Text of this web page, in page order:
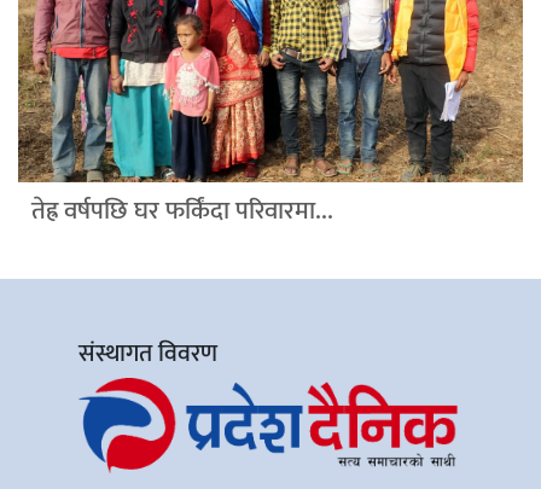
तेह्र वर्षपछि घर फर्किंदा परिवारमा...
संस्थागत विवरण